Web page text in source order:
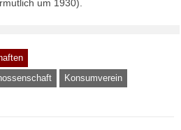
um 1930).
Konsumverein